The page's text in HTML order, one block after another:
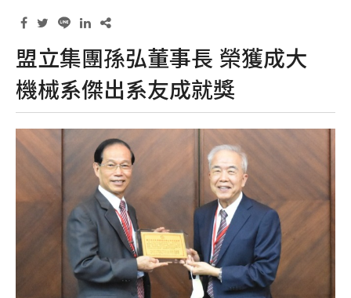
盟立集團孫弘董事長 榮獲成大
機械系傑出系友成就獎